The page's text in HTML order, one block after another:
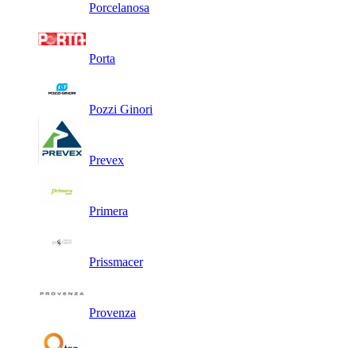
Porcelanosa
Porta
Pozzi Ginori
Prevex
Primera
Prissmacer
Provenza